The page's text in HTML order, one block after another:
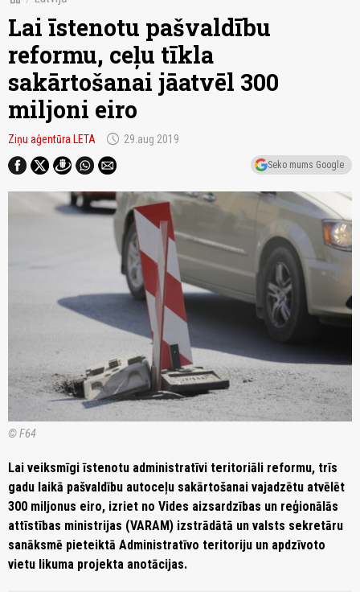
Lai īstenotu pašvaldību
reformu, ceļu tīkla
sakārtošanai jāatvēl 300
miljoni eiro
Ziņu aģentūra LETA schedule 29.aug 2019
Seko mums Google
© F64
Lai veiksmīgi īstenotu administratīvi teritoriāli reformu, trīs
gadu laikā pašvaldību autoceļu sakārtošanai vajadzētu atvēlēt
300 miljonus eiro, izriet no Vides aizsardzības un reģionālās
attīstības ministrijas (VARAM) izstrādātā un valsts sekretāru
sanāksmē pieteiktā Administratīvo teritoriju un apdzīvoto
vietu likuma projekta anotācijas.